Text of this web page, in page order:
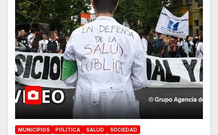
MUNICIPIOS POLÍTICA SALUD SOCIEDAD